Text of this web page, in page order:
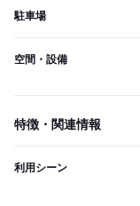
駐車場
空間・設備
特徴・関連情報
利用シーン